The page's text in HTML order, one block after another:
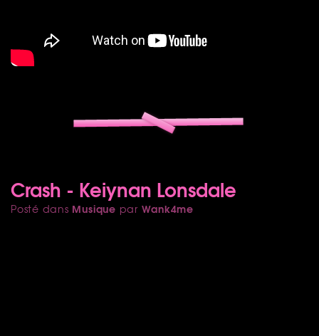
Crash - Keiynan Lonsdale
Posté dans Musique par Wank4me